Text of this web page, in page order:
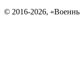
© 2016-2026,